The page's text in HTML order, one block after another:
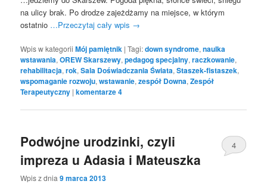
na ulicy brak. Po drodze zajeżdżamy na miejsce, w którym
ostatnio …Przeczytaj cały wpis →
Wpis w kategoriiMój pamiętnik |Tagi:down syndrome,naulka
wstawania,OREW Skarszewy,pedagog specjalny,raczkowanie,
rehabilitacja,rok,Sala Doświadczania Świata,Staszek-fistaszek,
wspomaganie rozwoju,wstawanie,zespół Downa,Zespół
Terapeutyczny |komentarze4
Podwójne urodzinki, czyli
impreza u Adasia i Mateuszka
Wpis z dnia9 marca 2013
4